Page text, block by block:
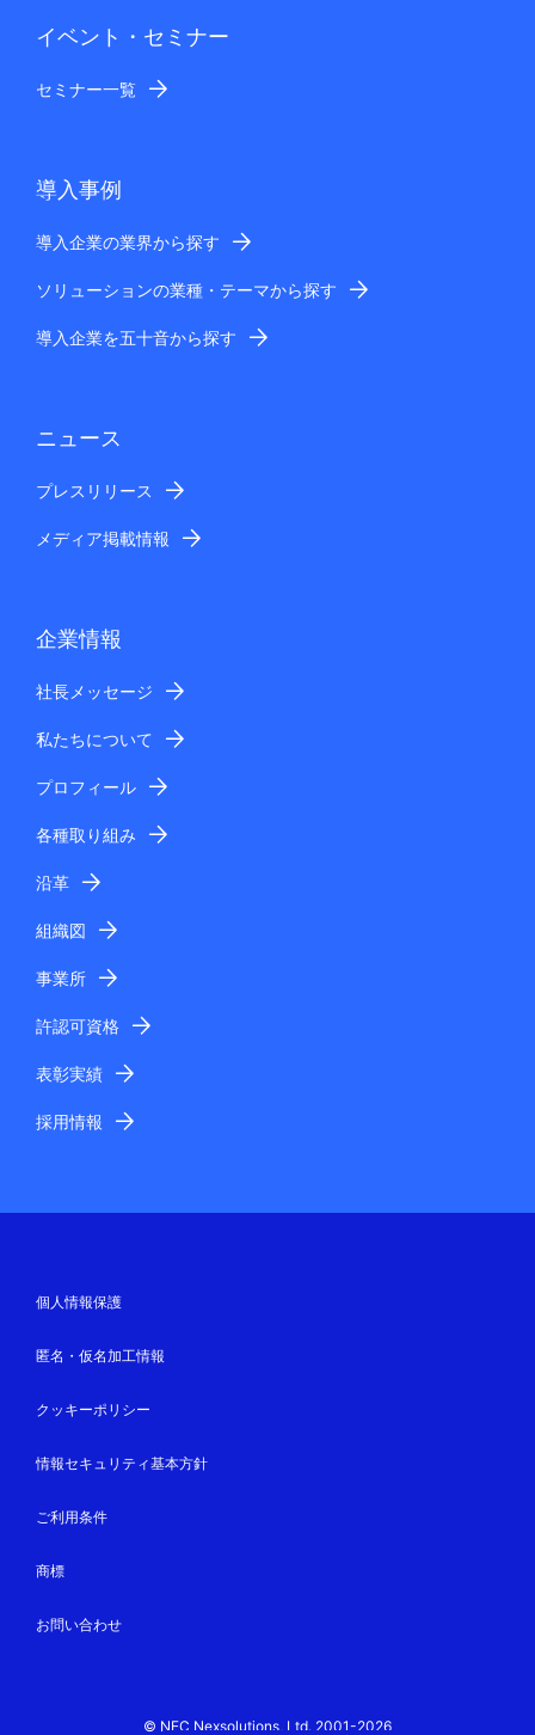
イベント・セミナー
セミナー一覧
導入事例
導入企業の業界から探す
ソリューションの業種・テーマから探す
導入企業を五十音から探す
ニュース
プレスリリース
メディア掲載情報
企業情報
社長メッセージ
私たちについて
プロフィール
各種取り組み
沿革
組織図
事業所
許認可資格
表彰実績
採用情報
個人情報保護
匿名・仮名加工情報
クッキーポリシー
情報セキュリティ基本方針
ご利用条件
商標
お問い合わせ
© NEC Nexsolutions, Ltd. 2001-2026